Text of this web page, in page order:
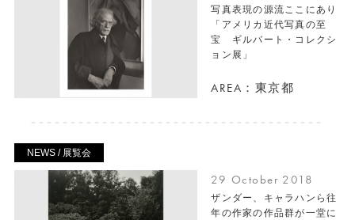
写真表現の源流ここにあり
「アメリカ近代写真の至
宝 ギルバート・コレクシ
ョン展」
AREA：東京都
NEWS / 展覧会
29 October 2018
ザンダー、キャラハンら往
年の作家の作品群が一堂に